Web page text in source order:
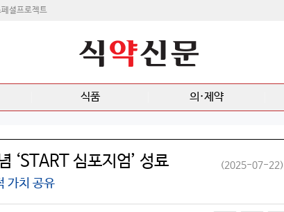
셜프로젝트
식품 의·제약
‘START 심포지엄’ 성료 (2025-07-22)
가치 공유